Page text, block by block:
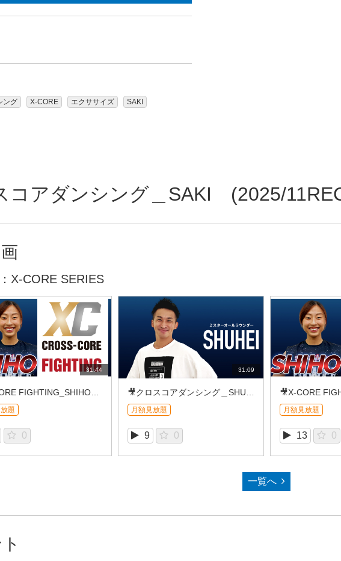
ング X-CORE エクササイズ SAKI
コアダンシング＿SAKI (2025/
X-CORE SERIES
31:44
題
0
31:09
月額見放題
9 0
月額見放題
13 0
一覧へ